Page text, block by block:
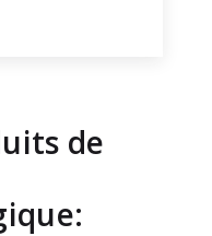
de